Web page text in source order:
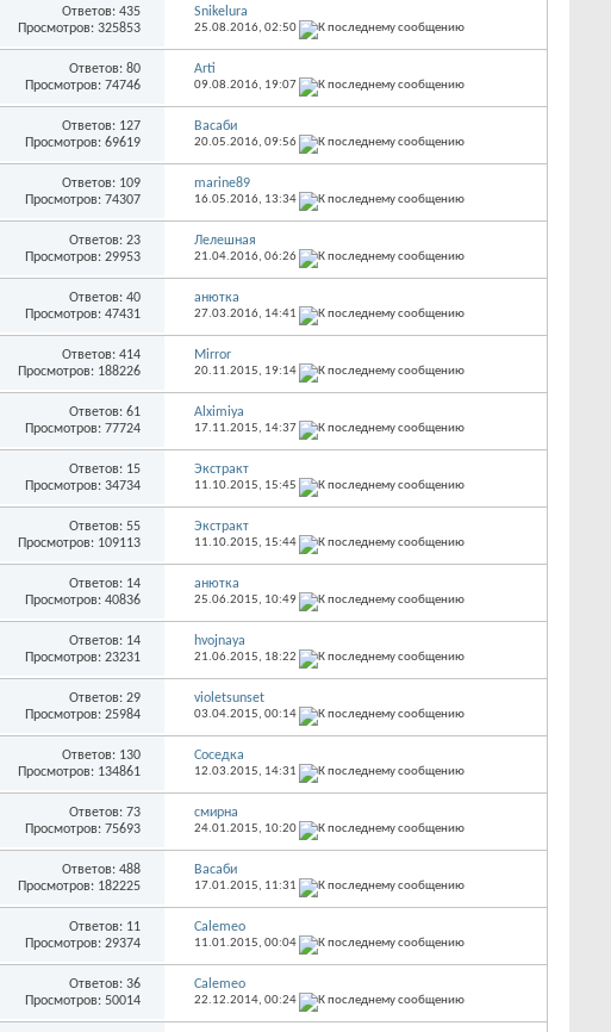
Ответов: 435
Просмотров: 325853
Snikelura
25.08.2016, 02:50
Ответов: 80
Просмотров: 74746
Arti
09.08.2016, 19:07
Ответов: 127
Просмотров: 69619
Васаби
20.05.2016, 09:56
Ответов: 109
Просмотров: 74307
marine89
16.05.2016, 13:34
Ответов: 23
Просмотров: 29953
Лелешная
21.04.2016, 06:26
Ответов: 40
Просмотров: 47431
анютка
27.03.2016, 14:41
Ответов: 414
Просмотров: 188226
Mirror
20.11.2015, 19:14
Ответов: 61
Просмотров: 77724
Alximiya
17.11.2015, 14:37
Ответов: 15
Просмотров: 34734
Экстракт
11.10.2015, 15:45
Ответов: 55
Просмотров: 109113
Экстракт
11.10.2015, 15:44
Ответов: 14
Просмотров: 40836
анютка
25.06.2015, 10:49
Ответов: 14
Просмотров: 23231
hvojnaya
21.06.2015, 18:22
Ответов: 29
Просмотров: 25984
violetsunset
03.04.2015, 00:14
Ответов: 130
Просмотров: 134861
Соседка
12.03.2015, 14:31
Ответов: 73
Просмотров: 75693
смирна
24.01.2015, 10:20
Ответов: 488
Просмотров: 182225
Васаби
17.01.2015, 11:31
Ответов: 11
Просмотров: 29374
Calemeo
11.01.2015, 00:04
Ответов: 36
Просмотров: 50014
Calemeo
22.12.2014, 00:24